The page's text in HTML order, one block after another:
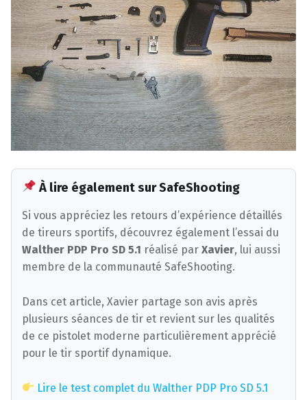
À lire également sur SafeShooting
Si vous appréciez les retours d’expérience détaillés
de tireurs sportifs, découvrez également l’essai du
Walther PDP Pro SD 5.1 réalisé par Xavier, lui aussi
membre de la communauté SafeShooting.
Dans cet article, Xavier partage son avis après
plusieurs séances de tir et revient sur les qualités
de ce pistolet moderne particulièrement apprécié
pour le tir sportif dynamique.
Lire le test complet du Walther PDP Pro SD 5.1